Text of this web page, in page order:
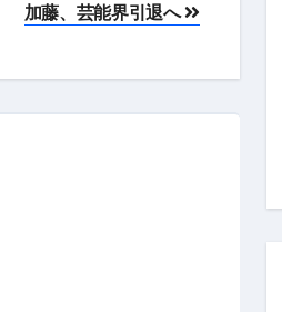
加藤、芸能界引退へ